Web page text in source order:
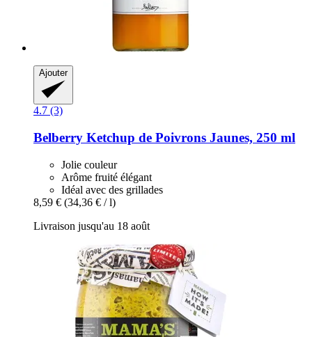
Ajouter
4.7 (3)
Belberry Ketchup de Poivrons Jaunes, 250 ml
Jolie couleur
Arôme fruité élégant
Idéal avec des grillades
8,59 € (34,36 € / l)
Livraison jusqu'au 18 août